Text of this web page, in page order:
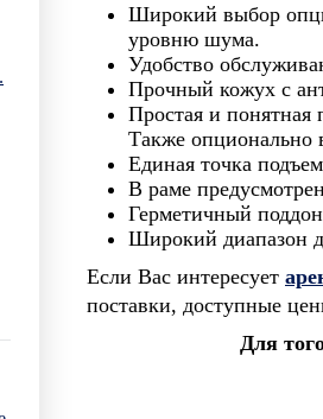
Широкий выбор
уровню шума.
Удобство
Прочный кожух с
Простая и понятная
Также опционально
Единая точка
В раме
Герметичный
Широкий диапазон
Если Вас интересует
поставки, доступные
Для